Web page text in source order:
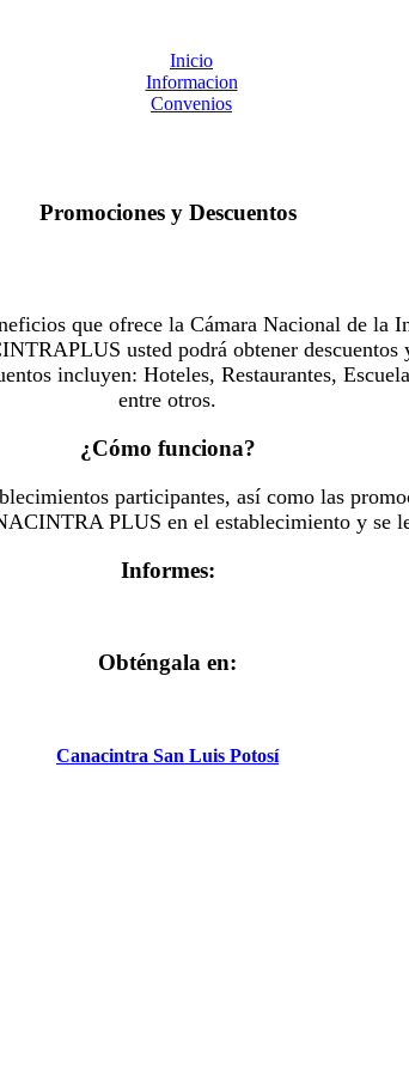
Inicio
Informacion
Convenios
Promociones y Descuentos
que ofrece la Cámara Nacional de la
usted podrá obtener descuentos
incluyen: Hoteles, Restaurantes,
entre otros.
¿Cómo funciona?
participantes, así como las
PLUS en el establecimiento y se
Informes:
Obténgala en:
Canacintra San Luis Potosí